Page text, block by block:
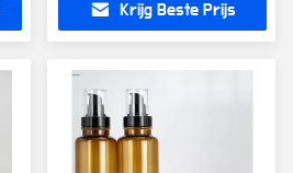
met Fijne Mistspuitbus
Krijg Beste Prijs